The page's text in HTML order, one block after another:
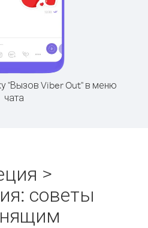
"Вызов Viber Out" в меню
чата
>
советы